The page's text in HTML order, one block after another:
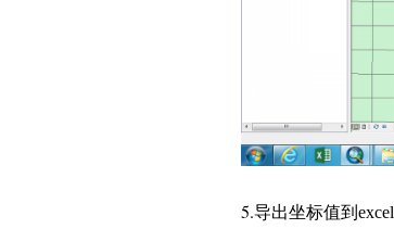
5.导出坐标值到excel